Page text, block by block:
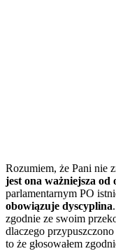
Rozumiem, że Pani nie
jest ona ważniejsza
parlamentarnym PO
obowiązuje dyscyplina
zgodnie ze swoim
dlaczego
to że głosowałem